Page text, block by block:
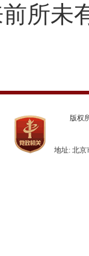
所未
版权
地址: 北京